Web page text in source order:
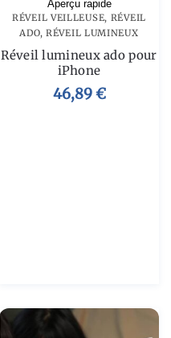
Aperçu rapide
RÉVEIL VEILLEUSE, RÉVEIL
ADO, RÉVEIL LUMINEUX
Réveil lumineux ado pour
iPhone
46,89€